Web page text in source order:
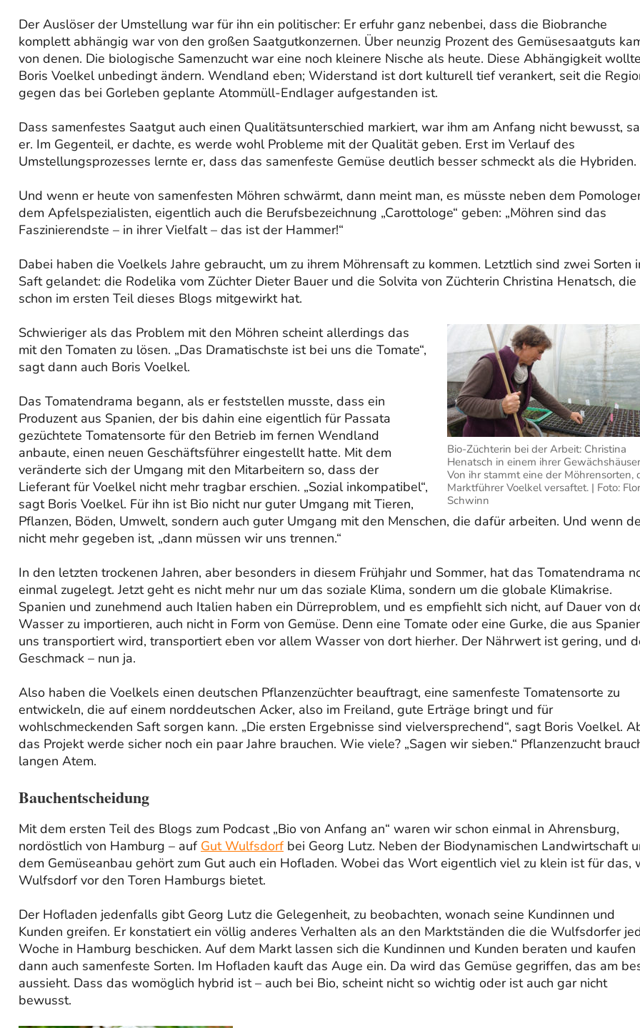
Der Auslöser der Umstellung war für ihn ein politischer: Er erfuhr ganz nebenbei, dass die Biobranche
komplett abhängig war von den großen Saatgutkonzernen. Über neunzig Prozent des Gemüsesaatguts
von denen. Die biologische Samenzucht war eine noch kleinere Nische als heute. Diese Abhängigkeit wollte
Boris Voelkel unbedingt ändern. Wendland eben; Widerstand ist dort kulturell tief verankert, seit die
gegen das bei Gorleben geplante Atommüll-Endlager aufgestanden ist.
Dass samenfestes Saatgut auch einen Qualitätsunterschied markiert, war ihm am Anfang nicht bewusst,
er. Im Gegenteil, er dachte, es werde wohl Probleme mit der Qualität geben. Erst im Verlauf des
Umstellungsprozesses lernte er, dass das samenfeste Gemüse deutlich besser schmeckt als die Hybriden.
Und wenn er heute von samenfesten Möhren schwärmt, dann meint man, es müsste neben dem
dem Apfelspezialisten, eigentlich auch die Berufsbezeichnung „Carottologe“ geben: „Möhren sind das
Faszinierendste – in ihrer Vielfalt – das ist der Hammer!“
Dabei haben die Voelkels Jahre gebraucht, um zu ihrem Möhrensaft zu kommen. Letztlich sind zwei Sorten
Saft gelandet: die Rodelika vom Züchter Dieter Bauer und die Solvita von Züchterin Christina Henatsch, die
schon im ersten Teil dieses Blogs mitgewirkt hat.
Bio-Züchterin bei der Arbeit: Christina
Henatsch in einem ihrer
Von ihr stammt eine der Möhrensorten,
Marktführer Voelkel versaftet. | Foto:
Schwinn
Schwieriger als das Problem mit den Möhren scheint allerdings das
mit den Tomaten zu lösen. „Das Dramatischste ist bei uns die Tomate“,
sagt dann auch Boris Voelkel.
Das Tomatendrama begann, als er feststellen musste, dass ein
Produzent aus Spanien, der bis dahin eine eigentlich für Passata
gezüchtete Tomatensorte für den Betrieb im fernen Wendland
anbaute, einen neuen Geschäftsführer eingestellt hatte. Mit dem
veränderte sich der Umgang mit den Mitarbeitern so, dass der
Lieferant für Voelkel nicht mehr tragbar erschien. „Sozial inkompatibel“,
sagt Boris Voelkel. Für ihn ist Bio nicht nur guter Umgang mit Tieren,
Pflanzen, Böden, Umwelt, sondern auch guter Umgang mit den Menschen, die dafür arbeiten. Und wenn
nicht mehr gegeben ist, „dann müssen wir uns trennen.“
In den letzten trockenen Jahren, aber besonders in diesem Frühjahr und Sommer, hat das Tomatendrama
einmal zugelegt. Jetzt geht es nicht mehr nur um das soziale Klima, sondern um die globale Klimakrise.
Spanien und zunehmend auch Italien haben ein Dürreproblem, und es empfiehlt sich nicht, auf Dauer von
Wasser zu importieren, auch nicht in Form von Gemüse. Denn eine Tomate oder eine Gurke, die aus
uns transportiert wird, transportiert eben vor allem Wasser von dort hierher. Der Nährwert ist gering, und
Geschmack – nun ja.
Also haben die Voelkels einen deutschen Pflanzenzüchter beauftragt, eine samenfeste Tomatensorte zu
entwickeln, die auf einem norddeutschen Acker, also im Freiland, gute Erträge bringt und für
wohlschmeckenden Saft sorgen kann. „Die ersten Ergebnisse sind vielversprechend“, sagt Boris Voelkel.
das Projekt werde sicher noch ein paar Jahre brauchen. Wie viele? „Sagen wir sieben.“ Pflanzenzucht
langen Atem.
Bauchentscheidung
Mit dem ersten Teil des Blogs zum Podcast „Bio von Anfang an“ waren wir schon einmal in Ahrensburg,
nordöstlich von Hamburg – auf Gut Wulfsdorfbei Georg Lutz. Neben der Biodynamischen Landwirtschaft
dem Gemüseanbau gehört zum Gut auch ein Hofladen. Wobei das Wort eigentlich viel zu klein ist für das,
Wulfsdorf vor den Toren Hamburgs bietet.
Der Hofladen jedenfalls gibt Georg Lutz die Gelegenheit, zu beobachten, wonach seine Kundinnen und
Kunden greifen. Er konstatiert ein völlig anderes Verhalten als an den Marktständen die die Wulfsdorfer
Woche in Hamburg beschicken. Auf dem Markt lassen sich die Kundinnen und Kunden beraten und kaufen
dann auch samenfeste Sorten. Im Hofladen kauft das Auge ein. Da wird das Gemüse gegriffen, das am
aussieht. Dass das womöglich hybrid ist – auch bei Bio, scheint nicht so wichtig oder ist auch gar nicht
bewusst.